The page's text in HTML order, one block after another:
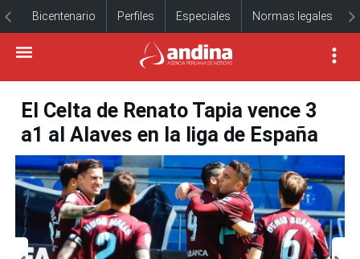
Bicentenario Perfiles Especiales Normas legales
El Celta de Renato Tapia vence 3
a1 al Alaves en la liga de España